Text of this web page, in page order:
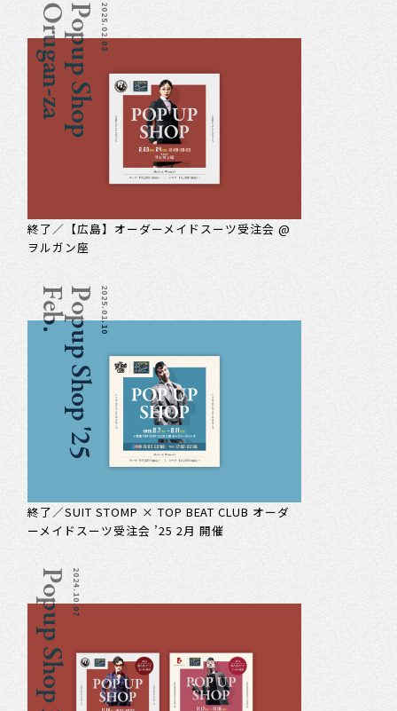
2025.02.03
P
o
p
u
p
S
h
o
p
O
r
u
g
a
n
-
z
a
終了／【広島】オーダーメイドスーツ受注会 @
ヲルガン座
2025.01.10
P
o
p
u
p
S
h
o
p
'
2
5
F
e
b
.
終了／SUIT STOMP × TOP BEAT CLUB オーダ
ーメイドスーツ受注会 ’25 2月 開催
2024.10.07